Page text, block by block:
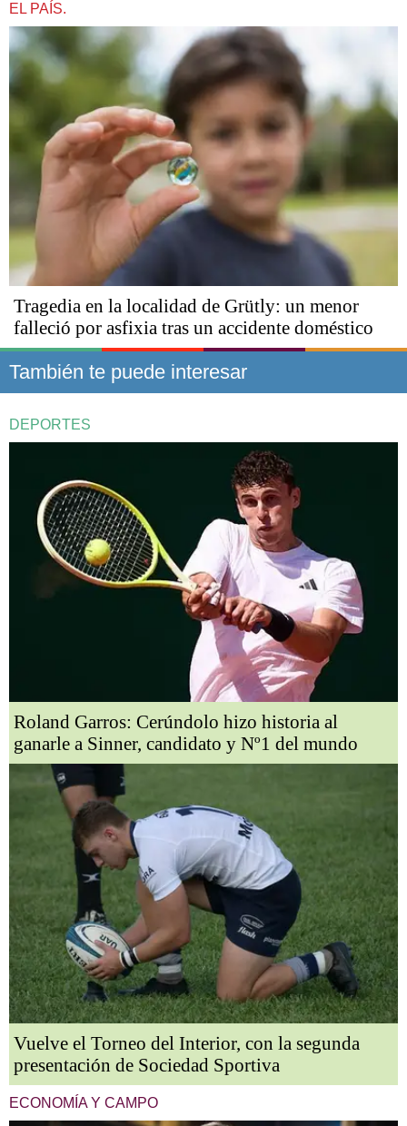
EL PAÍS.
Tragedia en la localidad de Grütly: un menor
falleció por asfixia tras un accidente doméstico
También te puede interesar
DEPORTES
Roland Garros: Cerúndolo hizo historia al
ganarle a Sinner, candidato y Nº1 del mundo
Vuelve el Torneo del Interior, con la segunda
presentación de Sociedad Sportiva
ECONOMÍA Y CAMPO